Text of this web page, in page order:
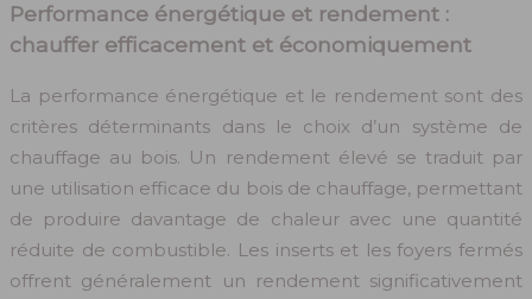
Performance énergétique et rendement :
chauffer efficacement et économiquement
La performance énergétique et le rendement sont des
critères déterminants dans le choix d’un système de
chauffage au bois. Un rendement élevé se traduit par
une utilisation efficace du bois de chauffage, permettant
de produire davantage de chaleur avec une quantité
réduite de combustible. Les inserts et les foyers fermés
offrent généralement un rendement significativement